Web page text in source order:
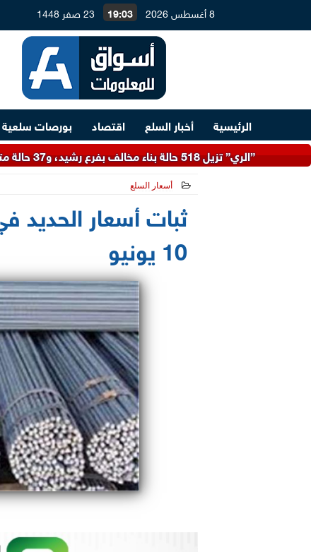
8 أغسطس 2026 19:03 23 صفر 1448
الرئيسية أخبار السلع اقتصاد بورصات سلعية
”الري” تزيل 518 حالة بناء مخالف بفرع رشيد، و37 حالة متعارضة مع مسار ممشى أهل مصر بمنيل شيحة
أسعار السلع
ثبات أسعار
10 يونيو